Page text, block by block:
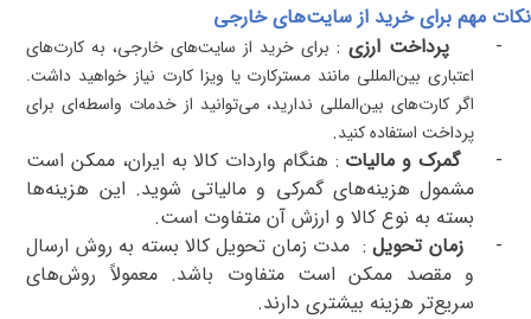
نکات مهم برای خرید از سایت‌های خارجی
-
پرداخت ارزی: برای خرید از سایت‌های خارجی، به کارت‌های
اعتباری بین‌المللی مانند مسترکارت یا ویزا کارت نیاز خواهید داشت.
اگر کارت‌های بین‌المللی ندارید، می‌توانید از خدمات واسطه‌ای برای
پرداخت استفاده کنید.
-
گمرک و مالیات : هنگام واردات کالا به ایران، ممکن است
مشمول هزینه‌های گمرکی و مالیاتی شوید. این هزینه‌ها
بسته به نوع کالا و ارزش آن متفاوت است.
-
زمان تحویل : مدت زمان تحویل کالا بسته به روش ارسال
و مقصد ممکن است متفاوت باشد. معمولاً روش‌های
سریع‌تر هزینه بیشتری دارند.